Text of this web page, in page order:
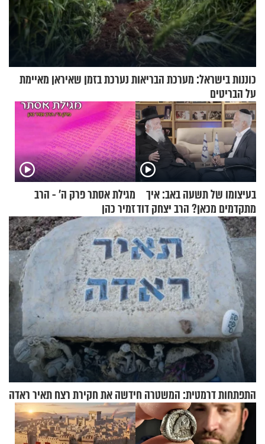
כוננות בישראל: מערכת הבריאות נערכת בזמן שאיראן מאיימת
על הבריטים
בעיצומו של תשעה באב: איך
מתקדמים מכאן? הרב יצחק דוד
גרוסמן בשיחה מיוחדת
מגילת אסתר פרק ה’ - הרב
זמיר כהן
התפתחות דרמטית: המשטרה חידשה את חקירת רצח תאיר ראדה